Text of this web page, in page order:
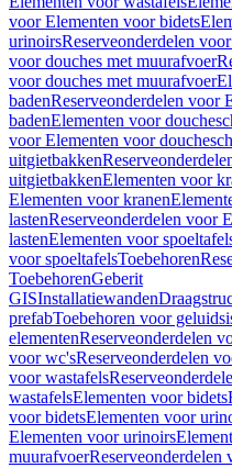
voor Elementen voor bidets
urinoirsReserveonderdelen
voor douches met muurafvoer
voor douches met muurafvoer
badenReserveonderdelen voor
badenElementen voor
voor Elementen voor
uitgietbakken
uitgietbakkenElementen voor
Elementen voor kranen
lastenReserveonderdelen voor
lastenElementen voor
voor spoeltafelsToebehoren
ToebehorenGeberit
GISInstallatiewanden
prefabToebehoren voor
elementenReserveonderdelen
voor wc'sReserveonderdelen
voor wastafels
wastafelsElementen voor bidets
voor bidetsElementen voor
Elementen voor urinoirs
muurafvoerReserveonderdelen